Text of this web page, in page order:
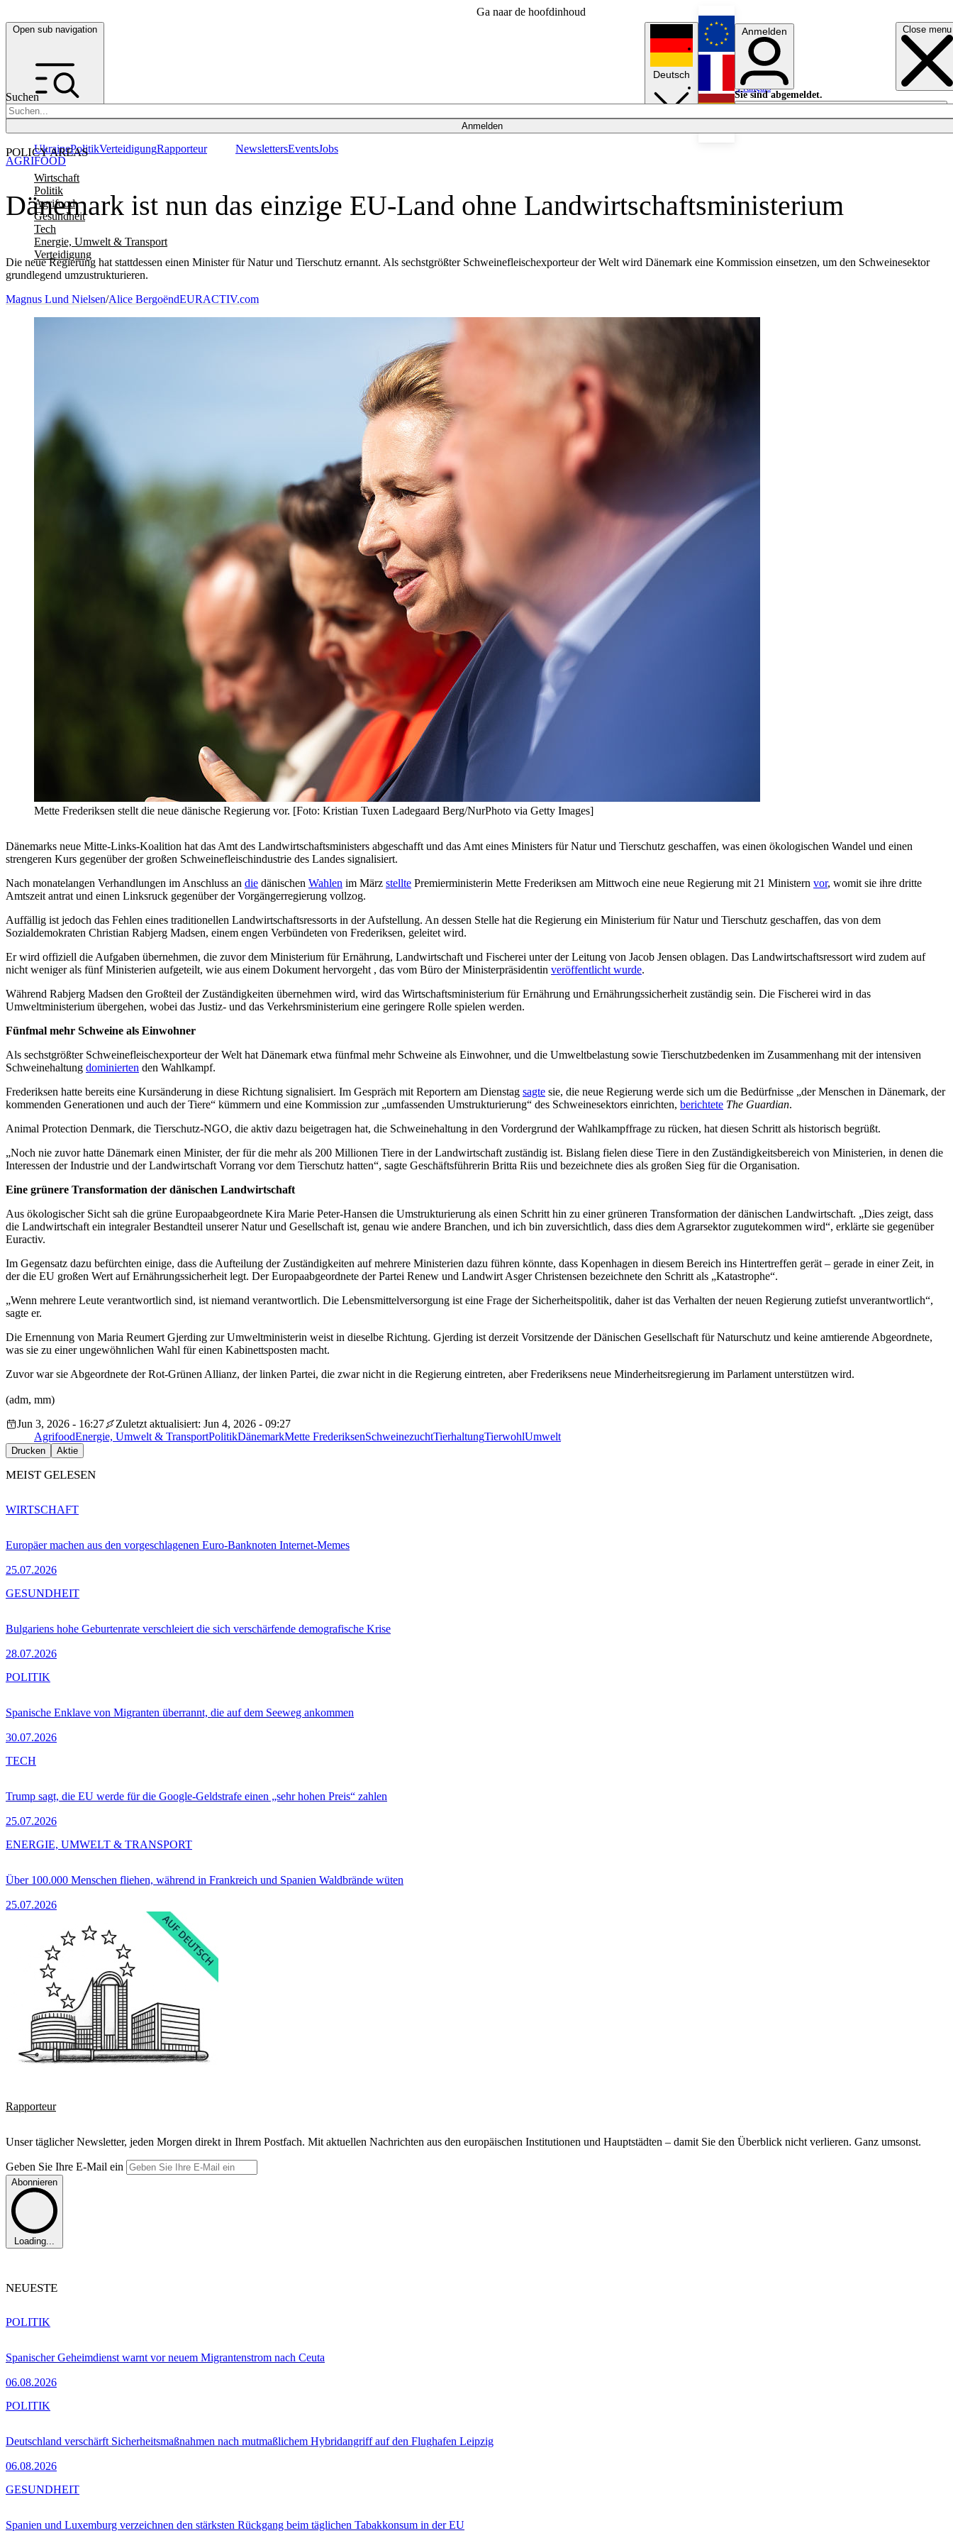
Ga naar de hoofdinhoud
Open sub navigation Close menu
Suchen
Anmelden
POLICY AREAS
Wirtschaft
Politik
Agrifood
Gesundheit
Tech
Energie, Umwelt & Transport
Verteidigung
UkrainePolitikVerteidigungRapporteur NewslettersEventsJobs
Deutsch
English
Français
Anmelden
Sie sind abgemeldet.
Anmelden
Licht aus
Dänemark ist nun das einzige EU-Land ohne Landwirtschaftsministerium
Die neue Regierung hat stattdessen einen Minister für Natur und Tierschutz ernannt. Als sechstgrößter Schweinefleischexporteur der Welt wird Dänemark eine Kommission einsetzen, um den Schweinesektor
grundlegend umzustrukturieren.
AGRIFOOD
Magnus Lund Nielsen/Alice BergoëndEURACTIV.com
Mette Frederiksen stellt die neue dänische Regierung vor. [Foto: Kristian Tuxen Ladegaard Berg/NurPhoto via Getty Images]
Dänemarks neue Mitte-Links-Koalition hat das Amt des Landwirtschaftsministers abgeschafft und das Amt eines Ministers für Natur und Tierschutz geschaffen, was einen ökologischen Wandel und einen
strengeren Kurs gegenüber der großen Schweinefleischindustrie des Landes signalisiert.
Nach monatelangen Verhandlungen im Anschluss an die dänischen Wahlen im März stellte Premierministerin Mette Frederiksen am Mittwoch eine neue Regierung mit 21 Ministern vor, womit sie ihre dritte
Amtszeit antrat und einen Linksruck gegenüber der Vorgängerregierung vollzog.
Auffällig ist jedoch das Fehlen eines traditionellen Landwirtschaftsressorts in der Aufstellung. An dessen Stelle hat die Regierung ein Ministerium für Natur und Tierschutz geschaffen, das von dem
Sozialdemokraten Christian Rabjerg Madsen, einem engen Verbündeten von Frederiksen, geleitet wird.
Er wird offiziell die Aufgaben übernehmen, die zuvor dem Ministerium für Ernährung, Landwirtschaft und Fischerei unter der Leitung von Jacob Jensen oblagen. Das Landwirtschaftsressort wird zudem auf
nicht weniger als fünf Ministerien aufgeteilt, wie aus einem Dokument hervorgeht , das vom Büro der Ministerpräsidentin veröffentlicht wurde.
Während Rabjerg Madsen den Großteil der Zuständigkeiten übernehmen wird, wird das Wirtschaftsministerium für Ernährung und Ernährungssicherheit zuständig sein. Die Fischerei wird in das
Umweltministerium übergehen, wobei das Justiz- und das Verkehrsministerium eine geringere Rolle spielen werden.
Fünfmal mehr Schweine als Einwohner
Als sechstgrößter Schweinefleischexporteur der Welt hat Dänemark etwa fünfmal mehr Schweine als Einwohner, und die Umweltbelastung sowie Tierschutzbedenken im Zusammenhang mit der intensiven
Schweinehaltung dominierten den Wahlkampf.
Frederiksen hatte bereits eine Kursänderung in diese Richtung signalisiert. Im Gespräch mit Reportern am Dienstag sagte sie, die neue Regierung werde sich um die Bedürfnisse „der Menschen in Dänemark, der
kommenden Generationen und auch der Tiere“ kümmern und eine Kommission zur „umfassenden Umstrukturierung“ des Schweinesektors einrichten, berichtete The Guardian.
Animal Protection Denmark, die Tierschutz-NGO, die aktiv dazu beigetragen hat, die Schweinehaltung in den Vordergrund der Wahlkampffrage zu rücken, hat diesen Schritt als historisch begrüßt.
„Noch nie zuvor hatte Dänemark einen Minister, der für die mehr als 200 Millionen Tiere in der Landwirtschaft zuständig ist. Bislang fielen diese Tiere in den Zuständigkeitsbereich von Ministerien, in denen die
Interessen der Industrie und der Landwirtschaft Vorrang vor dem Tierschutz hatten“, sagte Geschäftsführerin Britta Riis und bezeichnete dies als großen Sieg für die Organisation.
Eine grünere Transformation der dänischen Landwirtschaft
Aus ökologischer Sicht sah die grüne Europaabgeordnete Kira Marie Peter-Hansen die Umstrukturierung als einen Schritt hin zu einer grüneren Transformation der dänischen Landwirtschaft. „Dies zeigt, dass
die Landwirtschaft ein integraler Bestandteil unserer Natur und Gesellschaft ist, genau wie andere Branchen, und ich bin zuversichtlich, dass dies dem Agrarsektor zugutekommen wird“, erklärte sie gegenüber
Euractiv.
Im Gegensatz dazu befürchten einige, dass die Aufteilung der Zuständigkeiten auf mehrere Ministerien dazu führen könnte, dass Kopenhagen in diesem Bereich ins Hintertreffen gerät – gerade in einer Zeit, in
der die EU großen Wert auf Ernährungssicherheit legt. Der Europaabgeordnete der Partei Renew und Landwirt Asger Christensen bezeichnete den Schritt als „Katastrophe“.
„Wenn mehrere Leute verantwortlich sind, ist niemand verantwortlich. Die Lebensmittelversorgung ist eine Frage der Sicherheitspolitik, daher ist das Verhalten der neuen Regierung zutiefst unverantwortlich“,
sagte er.
Die Ernennung von Maria Reumert Gjerding zur Umweltministerin weist in dieselbe Richtung. Gjerding ist derzeit Vorsitzende der Dänischen Gesellschaft für Naturschutz und keine amtierende Abgeordnete,
was sie zu einer ungewöhnlichen Wahl für einen Kabinettsposten macht.
Zuvor war sie Abgeordnete der Rot-Grünen Allianz, der linken Partei, die zwar nicht in die Regierung eintreten, aber Frederiksens neue Minderheitsregierung im Parlament unterstützen wird.
(adm, mm)
Jun 3, 2026 - 16:27
Zuletzt aktualisiert: Jun 4, 2026 - 09:27
AgrifoodEnergie, Umwelt & TransportPolitikDänemarkMette FrederiksenSchweinezuchtTierhaltungTierwohlUmwelt
Drucken Aktie
MEIST GELESEN
Europäer machen aus den vorgeschlagenen Euro-Banknoten Internet-Memes
25.07.2026
WIRTSCHAFT
Bulgariens hohe Geburtenrate verschleiert die sich verschärfende demografische Krise
28.07.2026
GESUNDHEIT
Spanische Enklave von Migranten überrannt, die auf dem Seeweg ankommen
30.07.2026
POLITIK
Trump sagt, die EU werde für die Google-Geldstrafe einen „sehr hohen Preis“ zahlen
25.07.2026
TECH
Über 100.000 Menschen fliehen, während in Frankreich und Spanien Waldbrände wüten
25.07.2026
ENERGIE, UMWELT & TRANSPORT
Rapporteur
Unser täglicher Newsletter, jeden Morgen direkt in Ihrem Postfach. Mit aktuellen Nachrichten aus den europäischen Institutionen und Hauptstädten – damit Sie den Überblick nicht verlieren. Ganz umsonst.
Geben Sie Ihre E-Mail ein
Abonnieren
Loading...
NEUESTE
Spanischer Geheimdienst warnt vor neuem Migrantenstrom nach Ceuta
06.08.2026
POLITIK
Deutschland verschärft Sicherheitsmaßnahmen nach mutmaßlichem Hybridangriff auf den Flughafen Leipzig
06.08.2026
POLITIK
Spanien und Luxemburg verzeichnen den stärksten Rückgang beim täglichen Tabakkonsum in der EU
GESUNDHEIT